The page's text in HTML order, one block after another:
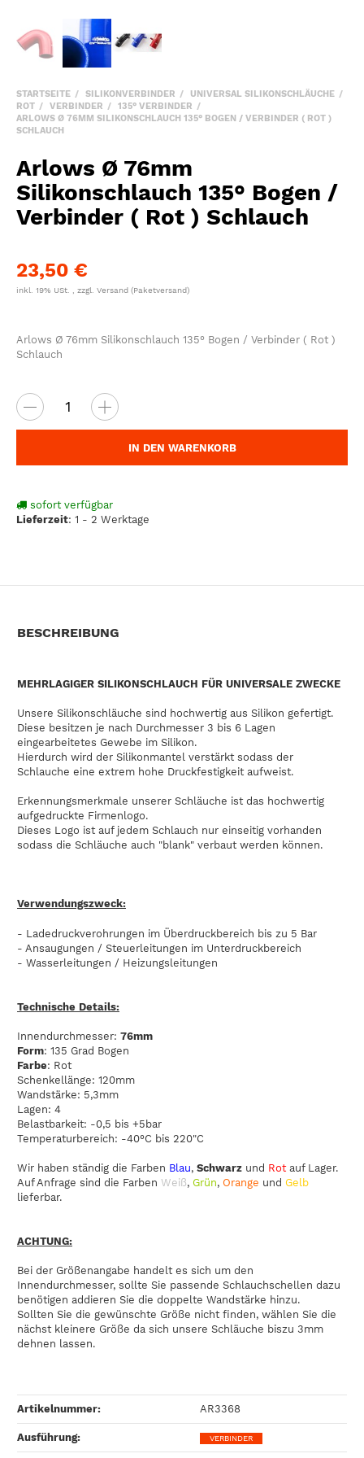
STARTSEITE SILIKONVERBINDER
UNIVERSAL SILIKONSCHLÄUCHE
ROT
VERBINDER
135° VERBINDER
ARLOWS Ø 76MM SILIKONSCHLAUCH 135° BOGEN / VERBINDER ( ROT )
SCHLAUCH
Arlows Ø 76mm
Silikonschlauch 135° Bogen /
Verbinder ( Rot ) Schlauch
23,50 €
inkl. 19% USt. , zzgl. Versand (Paketversand)
Arlows Ø 76mm Silikonschlauch 135° Bogen / Verbinder ( Rot )
Schlauch
IN DEN WARENKORB
sofort verfügbar
Lieferzeit: 1 - 2 Werktage
BESCHREIBUNG
MEHRLAGIGER SILIKONSCHLAUCH FÜR UNIVERSALE ZWECKE
Unsere Silikonschläuche sind hochwertig aus Silikon gefertigt.
Diese besitzen je nach Durchmesser 3 bis 6 Lagen
eingearbeitetes Gewebe im Silikon.
Hierdurch wird der Silikonmantel verstärkt sodass der
Schlauche eine extrem hohe Druckfestigkeit aufweist.
Erkennungsmerkmale unserer Schläuche ist das hochwertig
aufgedruckte Firmenlogo.
Dieses Logo ist auf jedem Schlauch nur einseitig vorhanden
sodass die Schläuche auch "blank" verbaut werden können.
Verwendungszweck:
- Ladedruckverohrungen im Überdruckbereich bis zu 5 Bar
- Ansaugungen / Steuerleitungen im Unterdruckbereich
- Wasserleitungen / Heizungsleitungen
Technische Details:
Innendurchmesser: 76mm
Form: 135 Grad Bogen
Farbe: Rot
Schenkellänge: 120mm
Wandstärke: 5,3mm
Lagen: 4
Belastbarkeit: -0,5 bis +5bar
Temperaturbereich: -40°C bis 220"C
Wir haben ständig die Farben Blau, Schwarz und Rot auf Lager.
Auf Anfrage sind die Farben Weiß, Grün, Orange und Gelb
lieferbar.
ACHTUNG:
Bei der Größenangabe handelt es sich um den
Innendurchmesser, sollte Sie passende Schlauchschellen dazu
benötigen addieren Sie die doppelte Wandstärke hinzu.
Sollten Sie die gewünschte Größe nicht finden, wählen Sie die
nächst kleinere Größe da sich unsere Schläuche biszu 3mm
dehnen lassen.
Artikelnummer: AR3368
Ausführung‍: VERBINDER